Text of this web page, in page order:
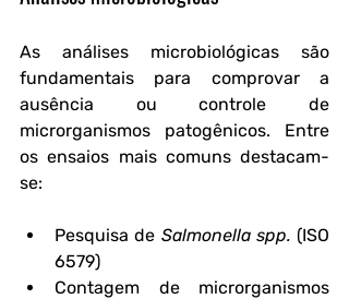
As análises microbiológicas são
fundamentais para comprovar a
ausência ou controle de
microrganismos patogênicos. Entre
os ensaios mais comuns destacam-
se:
Pesquisa de Salmonella spp. (ISO
6579)
Contagem de microrganismos